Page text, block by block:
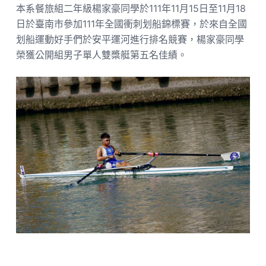
本系餐旅組二年級楊家豪同學於111年11月15日至11月18
日於臺南市參加111年全國衝刺划船錦標賽，於來自全國
划船運動好手們於安平運河進行排名競賽，楊家豪同學
榮獲公開組男子單人雙槳艇第五名佳績。